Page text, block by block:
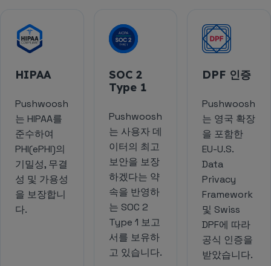
HIPAA
Pushwoosh
는 HIPAA를
준수하여
PHI(ePHI)의
기밀성, 무결
성 및 가용성
을 보장합니
다.
SOC 2
Type 1
Pushwoosh
는 사용자 데
이터의 최고
보안을 보장
하겠다는 약
속을 반영하
는 SOC 2
Type 1 보고
서를 보유하
고 있습니다.
DPF 인증
Pushwoosh
는 영국 확장
을 포함한
EU-U.S.
Data
Privacy
Framework
및 Swiss
DPF에 따라
공식 인증을
받았습니다.